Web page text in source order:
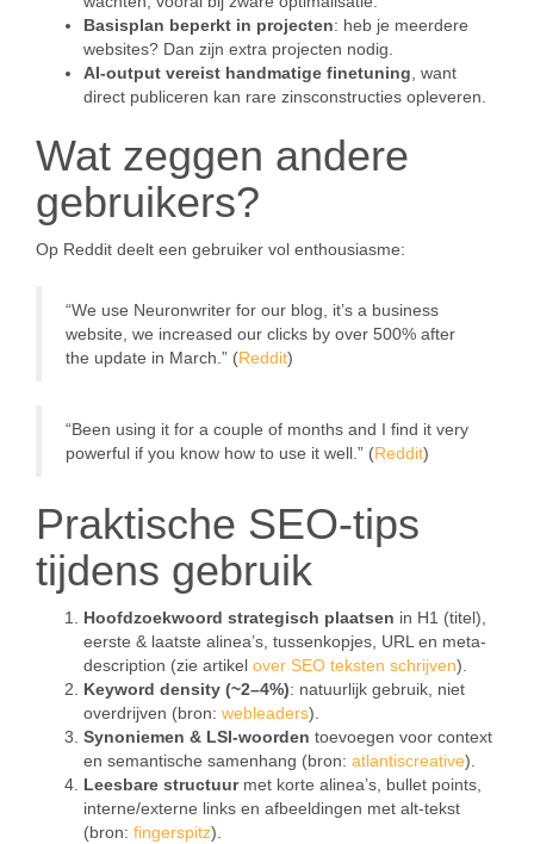
Basisplan beperkt in projecten: heb je meerdere
websites? Dan zijn extra projecten nodig.
AI-output vereist handmatige finetuning , want
direct publiceren kan rare zinsconstructies opleveren.
Wat zeggen andere
gebruikers?
Op Reddit deelt een gebruiker vol enthousiasme:
“We use Neuronwriter for our blog, it’s a business
website, we increased our clicks by over 500% after
the update in March.” (Reddit)
“Been using it for a couple of months and I find it very
powerful if you know how to use it well.” (Reddit)
Praktische SEO-tips
tijdens gebruik
Hoofdzoekwoord strategisch plaatsen in H1 (titel),
eerste & laatste alinea’s, tussenkopjes, URL en meta-
description (zie artikel over SEO teksten schrijven).
Keyword density (~2–4%): natuurlijk gebruik, niet
overdrijven (bron: webleaders).
Synoniemen & LSI-woorden toevoegen voor context
en semantische samenhang (bron: atlantiscreative).
Leesbare structuurmet korte alinea’s, bullet points,
interne/externe links en afbeeldingen met alt-tekst
(bron: fingerspitz).